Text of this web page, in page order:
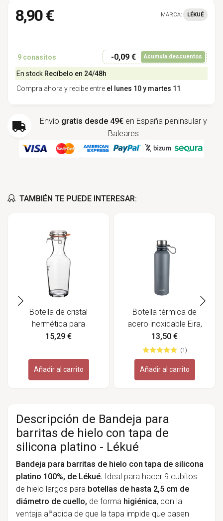
8,90 € MARCA: LÉKUÉ
9 conasitos -0,09 € Acumula descuentos
En stock Recíbelo en 24/48h
Compra ahora y recibe entre el lunes 10 y martes 11
Envío gratis desde 49€ en España peninsular y
Baleares
TAMBIÉN TE PUEDE INTERESAR:
Botella de cristal
hermética para
conserva Lock eat
15,29 €
Añadir al carrito
Botella térmica de
acero inoxidable Eira,
700 ml - Lacor
13,50 €
(1)
Añadir al carrito
Descripción de Bandeja para
barritas de hielo con tapa de
silicona platino - Lékué
Bandeja para barritas de hielo con tapa de silicona
platino 100%, de Lékué. Ideal para hacer 9 cubitos
de hielo largos para botellas de hasta 2,5 cm de
diámetro decuello, de forma higiénica, con la
ventaja añadida de que la tapa impide que pasen